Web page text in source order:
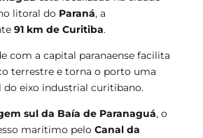
litoral do Paraná, a
91 km de Curitiba.
com a capital paranaense facilita
terrestre e torna o porto uma
do eixo industrial curitibano.
sul da Baía de Paranaguá, o
marítimo pelo Canal da